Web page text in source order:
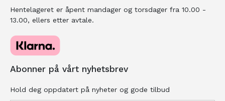
Hentelageret er åpent mandager og torsdager fra 10.00 -
13.00, ellers etter avtale.
Abonner på vårt nyhetsbrev
Hold deg oppdatert på nyheter og gode tilbud